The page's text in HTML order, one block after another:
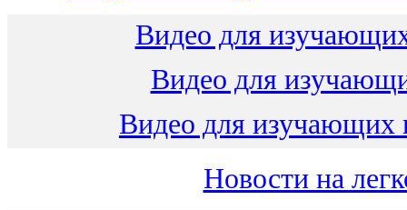
Видео для
Видео для
Видео для изучающих
Новости на